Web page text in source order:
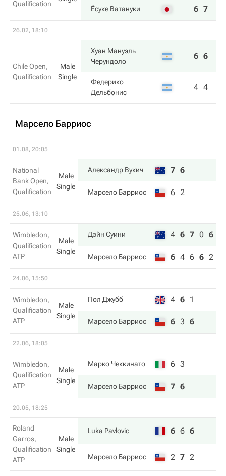
Qualification
Ёсуке Ватануки
6 7
26.02, 18:10
Chile Open,
Qualification
Male
Single
Хуан Мануэль
Черундоло
6 6
Федерико
Дельбонис
4 4
Марсело Барриос
01.08, 20:05
National
Bank Open,
Qualification
Male
Single
Александр Вукич 7 6
Марсело Барриос 6 2
25.06, 13:10
Wimbledon,
Qualification
ATP
Male
Single
Дэйн Суини 4 6 7 0 6
Марсело Барриос 6 4 6 6 2
24.06, 15:50
Wimbledon,
Qualification
ATP
Male
Single
Пол Джубб 4 6 1
Марсело Барриос 6 3 6
22.06, 18:05
Wimbledon,
Qualification
ATP
Male
Single
Марко Чеккинато 6 3
Марсело Барриос 7 6
20.05, 18:25
Roland
Garros,
Qualification
ATP
Male
Single
Luka Pavlovic 6 6 6
Марсело Барриос 2 7 2